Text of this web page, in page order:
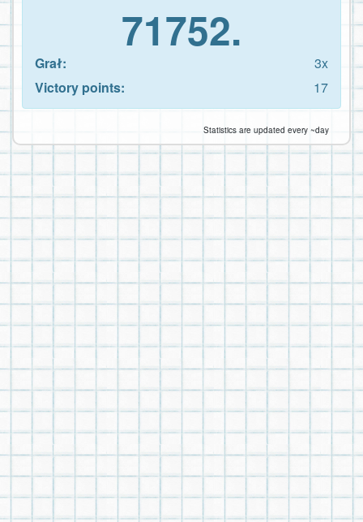
71752.
Grał:
3x
Victory points:
17
Statistics are updated every ~day